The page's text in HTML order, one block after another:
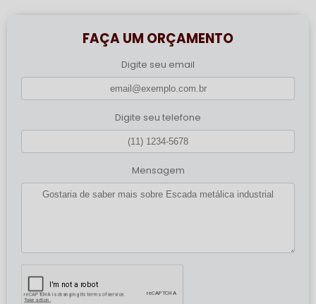
FAÇA UM ORÇAMENTO
Digite seu email
Digite seu telefone
Mensagem